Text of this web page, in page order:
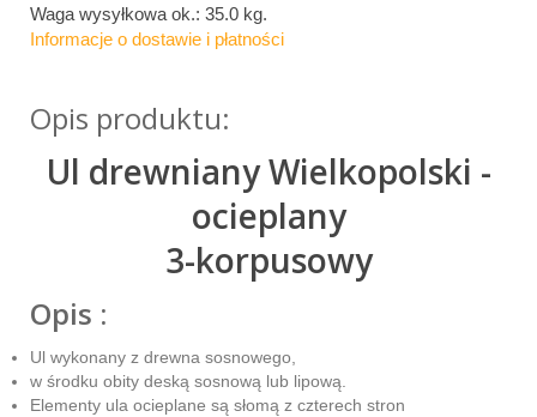
Waga wysyłkowa ok.: 35.0 kg.
Informacje o dostawie i płatności
Opis produktu:
Ul drewniany Wielkopolski -
ocieplany
3-korpusowy
Opis :
Ul wykonany z drewna sosnowego,
w środku obity deską sosnową lub lipową.
Elementy ula ocieplane są słomą z czterech stron